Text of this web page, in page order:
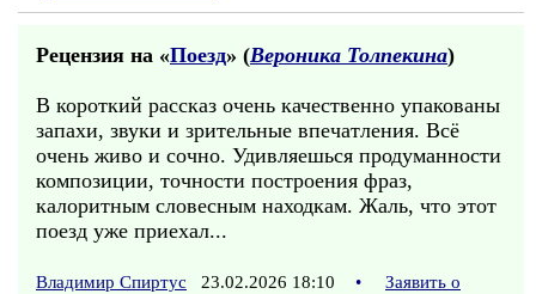
Рецензия на «Поезд» (Вероника Толпекина)
В короткий рассказ очень качественно упакованы
запахи, звуки и зрительные впечатления. Всё
очень живо и сочно. Удивляешься продуманности
композиции, точности построения фраз,
калоритным словесным находкам. Жаль, что этот
поезд уже приехал...
Владимир Спиртус 23.02.2026 18:10 •
Заявить о